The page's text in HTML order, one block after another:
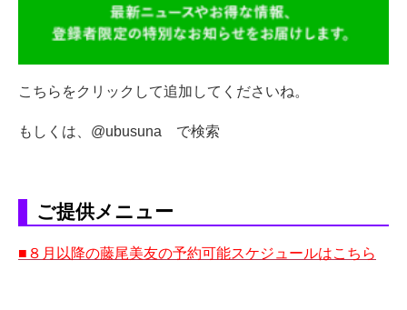
こちらをクリックして追加してくださいね。
もしくは、@ubusuna で検索
ご提供メニュー
■８月以降の藤尾美友の予約可能スケジュールはこちら